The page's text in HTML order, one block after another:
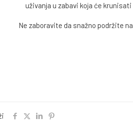
uživanja u zabavi koja će
Ne zaboravite da snažno podržite